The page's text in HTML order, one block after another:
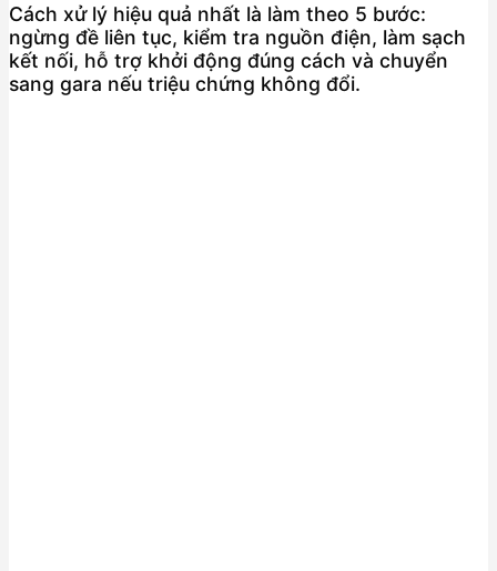
Cách xử lý hiệu quả nhất là làm theo 5 bước:
ngừng đề liên tục, kiểm tra nguồn điện, làm sạch
kết nối, hỗ trợ khởi động đúng cách và chuyển
sang gara nếu triệu chứng không đổi.